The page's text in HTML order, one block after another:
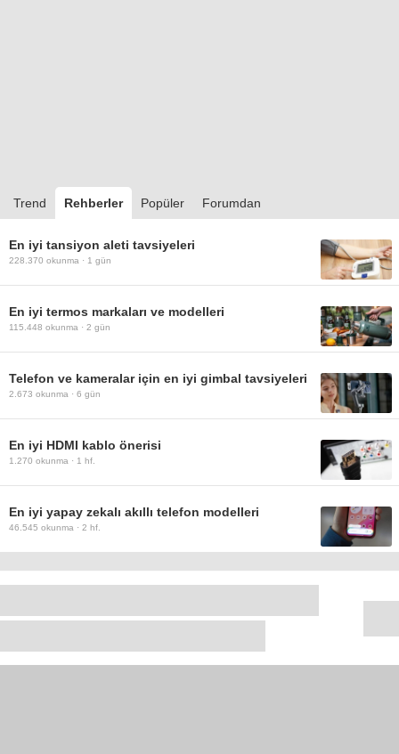
Trend Rehberler Popüler Forumdan
En iyi tansiyon aleti tavsiyeleri
228.370 okunma · 1 gün
En iyi termos markaları ve modelleri
115.448 okunma · 2 gün
Telefon ve kameralar için en iyi gimbal tavsiyeleri
2.673 okunma · 6 gün
En iyi HDMI kablo önerisi
1.270 okunma · 1 hf.
En iyi yapay zekalı akıllı telefon modelleri
46.545 okunma · 2 hf.